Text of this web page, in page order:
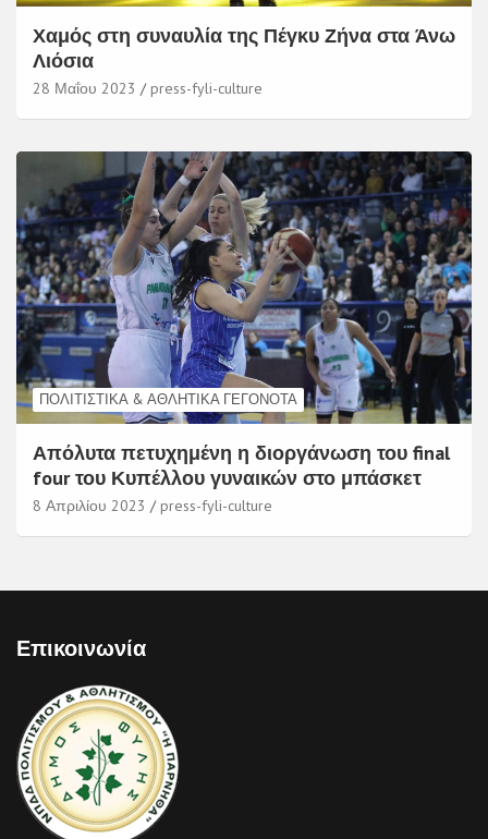
Χαμός στη συναυλία της Πέγκυ Ζήνα στα Άνω
Λιόσια
28 Μαΐου 2023 press-fyli-culture
ΠΟΛΙΤΙΣΤΙΚΆ & ΑΘΛΗΤΙΚΆ ΓΕΓΟΝΌΤΑ
Απόλυτα πετυχημένη η διοργάνωση του final
four του Κυπέλλου γυναικών στο μπάσκετ
8 Απριλίου 2023 press-fyli-culture
Επικοινωνία